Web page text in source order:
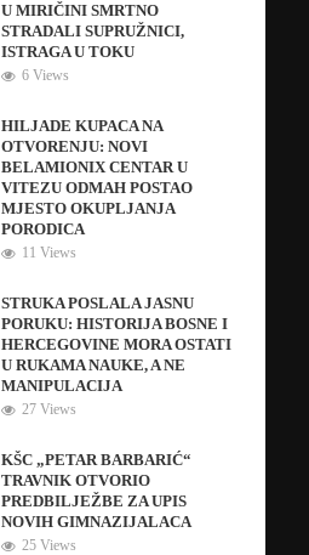
U MIRIČINI SMRTNO
STRADALI SUPRUŽNICI,
ISTRAGA U TOKU
6 Views
HILJADE KUPACA NA
OTVORENJU: NOVI
BELAMIONIX CENTAR U
VITEZU ODMAH POSTAO
MJESTO OKUPLJANJA
PORODICA
11 Views
STRUKA POSLALA JASNU
PORUKU: HISTORIJA BOSNE I
HERCEGOVINE MORA OSTATI
U RUKAMA NAUKE, A NE
MANIPULACIJA
27 Views
KŠC „PETAR BARBARIĆ“
TRAVNIK OTVORIO
PREDBILJEŽBE ZA UPIS
NOVIH GIMNAZIJALACA
25 Views